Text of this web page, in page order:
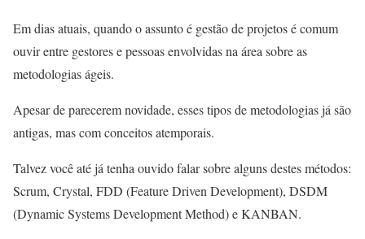
Em dias atuais, quando o assunto é gestão de projetos é comum
ouvir entre gestores e pessoas envolvidas na área sobre as
metodologias ágeis.
Apesar de parecerem novidade, esses tipos de metodologias já são
antigas, mas com conceitos atemporais.
Talvez você até já tenha ouvido falar sobre alguns destes métodos:
Scrum, Crystal, FDD (Feature Driven Development), DSDM
(Dynamic Systems Development Method) e KANBAN.